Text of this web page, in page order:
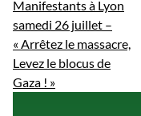
Manifestants à Lyon
samedi 26 juillet –
« Arrêtez le massacre,
Levez le blocus de
Gaza ! »